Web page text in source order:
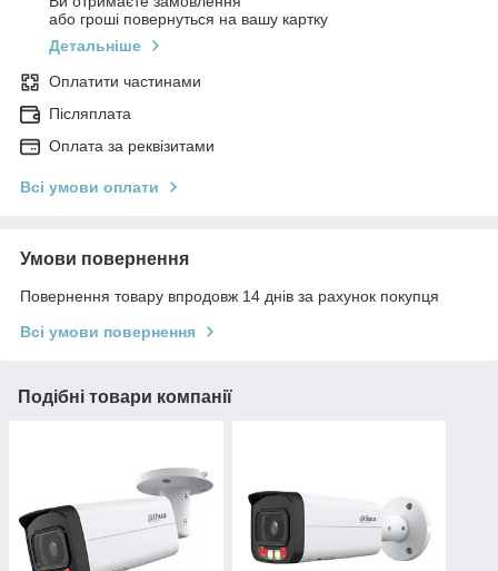
або гроші повернуться на вашу картку
Детальніше
Оплатити частинами
Післяплата
Оплата за реквізитами
Всі умови оплати
Умови повернення
Повернення товару впродовж 14 днів за рахунок покупця
Всі умови повернення
Подібні товари компанії